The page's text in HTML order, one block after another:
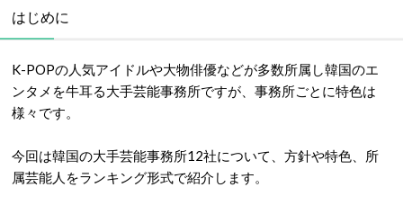
はじめに
K-POPの人気アイドルや大物俳優などが多数所属し韓国のエ
ンタメを牛耳る大手芸能事務所ですが、事務所ごとに特色は
様々です。
今回は韓国の大手芸能事務所12社について、方針や特色、所
属芸能人をランキング形式で紹介します。